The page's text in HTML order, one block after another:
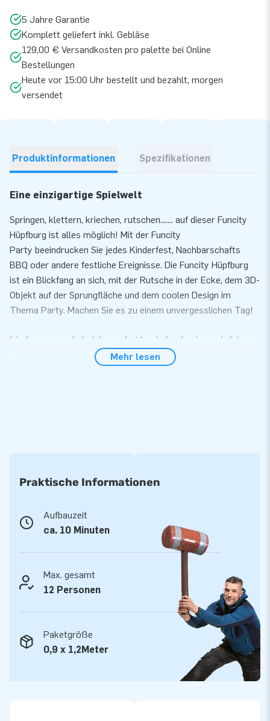
5 Jahre Garantie
Komplett geliefert inkl. Gebläse
129,00 € Versandkosten pro palette bei Online
Bestellungen
Heute vor 15:00 Uhr bestellt und bezahlt, morgen
versendet
Produktinformationen Spezifikationen
Eine einzigartige Spielwelt
Springen, klettern, kriechen, rutschen....... auf dieser Funcity
Hüpfburg ist alles möglich! Mit der Funcity
Party beeindrucken Sie jedes Kinderfest, Nachbarschafts
BBQ oder andere festliche Ereignisse. Die Funcity Hüpfburg
ist ein Blickfang an sich, mit der Rutsche in der Ecke, dem 3D-
Objekt auf der Sprungfläche und dem coolen Design im
Thema Party. Machen Sie es zu einem unvergesslichen Tag!
Lieferung erfolgt komplett, einfach einzurichten
JB Hüpfburgen sind an mehreren Stellen verstärkt und
mehrfach vernäht. Sie werden aus einer hoch qualitativen 9x9
Gewebe PVC Plane produziert. Aufgrund dessen sind sie
langlebig und einfach zu reinigen. Die Funcity Hüpfburg
Party wird von JB mit einer Garantie von 5 Jahren geliefert.
Auf diese Weise liefern Sie mit diesem Produkt, Jahre
Kaufen Sie die Funcity Hüpfburg Party und liefern Sie Ihren
Kunden den Tag ihres Lebens!
Über 15.0000 Kunden hab sich bereits für JB
Mehr lesen
Praktische Informationen
Aufbauzeit
ca. 10 Minuten
Max. gesamt
12 Personen
Paketgröße
0,9 x 1,2Meter